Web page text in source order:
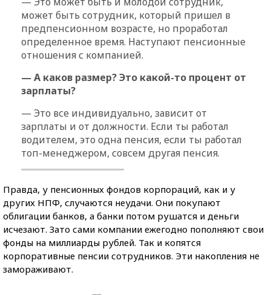
может быть сотрудник, который пришел в
предпенсионном возрасте, но проработал
определенное время. Наступают пенсионные
отношения с компанией.
— А каков размер? Это какой-то процент от
зарплаты?
— Это все индивидуально, зависит от
зарплаты и от должности. Если ты работал
водителем, это одна пенсия, если ты работал
топ-менеджером, совсем другая пенсия.
Правда, у пенсионных фондов корпораций, как и у
других НПФ, случаются неудачи. Они покупают
облигации банков, а банки потом рушатся и деньги
исчезают. Зато сами компании ежегодно пополняют свои
фонды на миллиарды рублей. Так и копятся
корпоративные пенсии сотрудников. Эти накопления не
замораживают.